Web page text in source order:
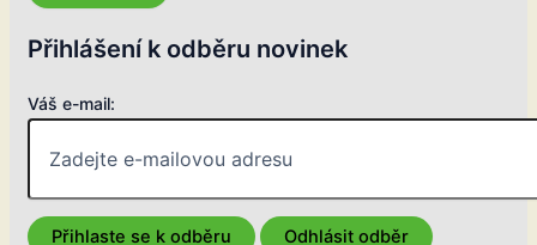
Přihlášení k odběru novinek
Váš e-mail: